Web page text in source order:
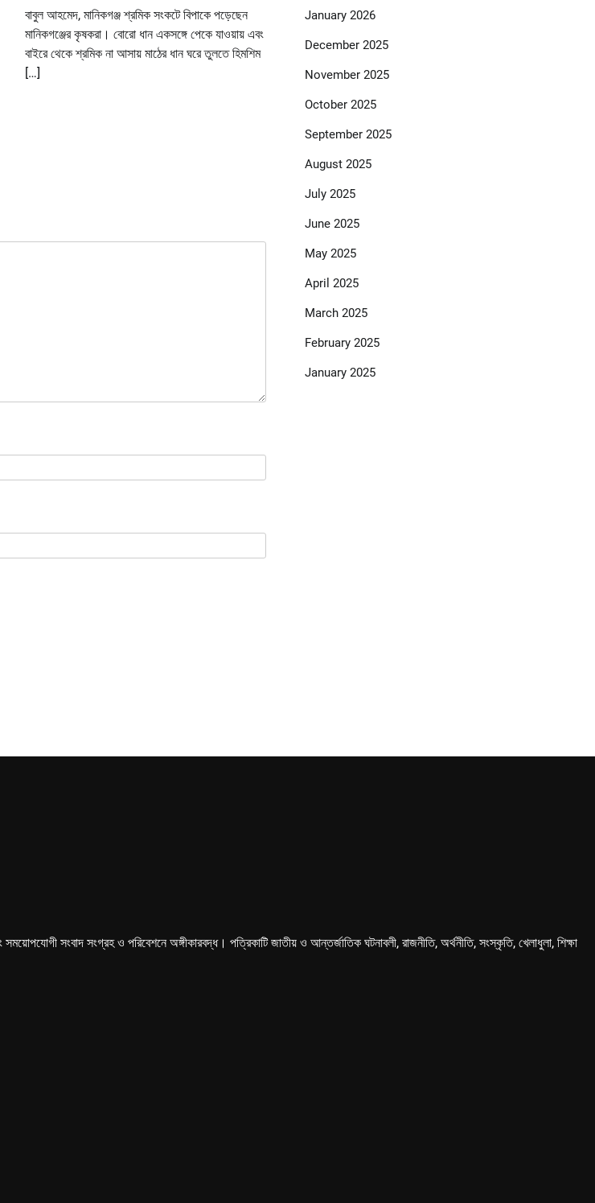
বাবুল আহমেদ, মানিকগঞ্জ শ্রমিক সংকটে বিপাকে পড়েছেন
মানিকগঞ্জের কৃষকরা। বোরো ধান একসঙ্গে পেকে যাওয়ায় এবং
বাইরে থেকে শ্রমিক না আসায় মাঠের ধান ঘরে তুলতে হিমশিম
[…]
January 2026
December 2025
November 2025
October 2025
September 2025
August 2025
July 2025
June 2025
May 2025
April 2025
March 2025
February 2025
January 2025
সংবাদ সংগ্রহ ও পরিবেশনে অঙ্গীকারবদ্ধ। পত্রিকাটি জাতীয় ও আন্তর্জাতিক ঘটনাবলী, রাজনীতি, অর্থনীতি, সংস্কৃতি, খেলাধুলা, শিক্ষা